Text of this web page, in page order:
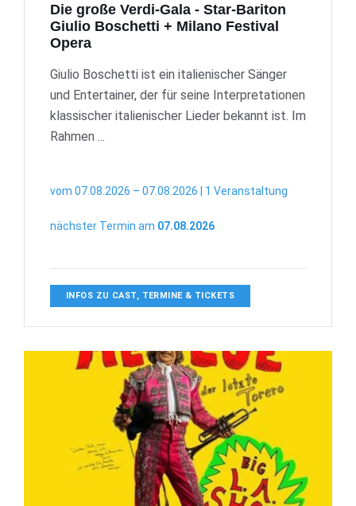
Die große Verdi-Gala - Star-Bariton
Giulio Boschetti + Milano Festival
Opera
Giulio Boschetti ist ein italienischer Sänger
und Entertainer, der für seine Interpretationen
klassischer italienischer Lieder bekannt ist. Im
Rahmen ...
vom 07.08.2026 – 07.08.2026 | 1 Veranstaltung
nächster Termin am 07.08.2026
INFOS ZU CAST, TERMINE & TICKETS